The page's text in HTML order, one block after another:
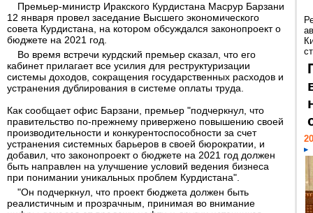
Премьер-министр Иракского Курдистана Масрур Барзани
12 января провел заседание Высшего экономического
совета Курдистана, на котором обсуждался законопроект о
бюджете на 2021 год.
Во время встречи курдский премьер сказал, что его
кабинет прилагает все усилия для реструктуризации
системы доходов, сокращения государственных расходов и
устранения дублирования в системе оплаты труда.
Как сообщает офис Барзани, премьер "подчеркнул, что
правительство по-прежнему привержено повышению своей
производительности и конкурентоспособности за счет
устранения системных барьеров в своей бюрократии, и
добавил, что законопроект о бюджете на 2021 год должен
быть направлен на улучшение условий ведения бизнеса
при понимании уникальных проблем Курдистана".
"Он подчеркнул, что проект бюджета должен быть
реалистичным и прозрачным, принимая во внимание